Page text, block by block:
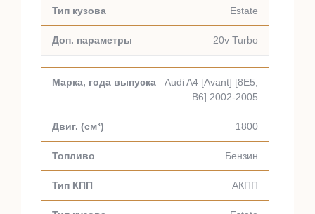
Estate
20v Turbo
Audi A4 [Avant] [8E5,
B6] 2002-2005
1800
Бензин
АКПП